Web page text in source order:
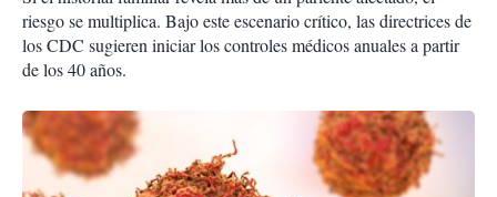
riesgo se multiplica. Bajo este escenario crítico, las directrices de
los CDC sugieren iniciar los controles médicos anuales a partir
de los 40 años.